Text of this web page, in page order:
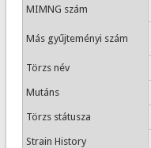
MIMNG szám
Más gyűjteményi szám
Törzs név
Mutáns
Törzs státusza
Strain History